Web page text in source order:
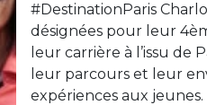
#DestinationParis
désignées pour leur
leur carrière à l’issu de
leur parcours et leur
expériences aux jeunes.